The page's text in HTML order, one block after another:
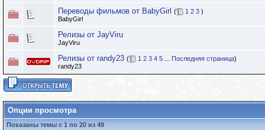
Переводы фильмов от BabyGirl ( 1 2 3 )
BabyGirl
Релизы от JayViru
JayViru
Релизы от randy23 ( 1 2 3 4 5 Последняя страница)
randy23
Опции просмотра
Показаны темы с 1 по 20 из 49